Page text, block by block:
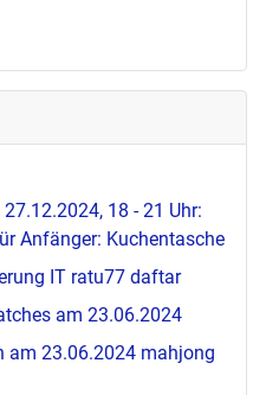
18 - 21 Uhr:
Anfänger: Kuchentasche
IT ratu77 daftar
am 23.06.2024
am 23.06.2024 mahjong